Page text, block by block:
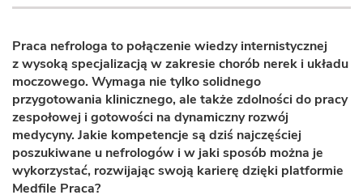
Praca nefrologa to połączenie wiedzy internistycznej
z wysoką specjalizacją w zakresie chorób nerek i układu
moczowego. Wymaga nie tylko solidnego
przygotowania klinicznego, ale także zdolności do pracy
zespołowej i gotowości na dynamiczny rozwój
medycyny. Jakie kompetencje są dziś najczęściej
poszukiwane u nefrologów i w jaki sposób można je
wykorzystać, rozwijając swoją karierę dzięki platformie
Medfile Praca?